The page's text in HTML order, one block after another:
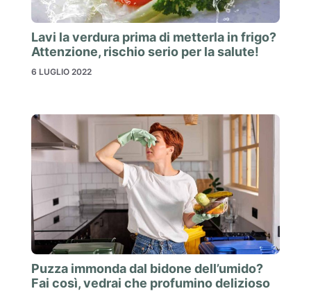
Lavi la verdura prima di metterla in frigo?
Attenzione, rischio serio per la salute!
6 LUGLIO 2022
Puzza immonda dal bidone dell’umido?
Fai così, vedrai che profumino delizioso